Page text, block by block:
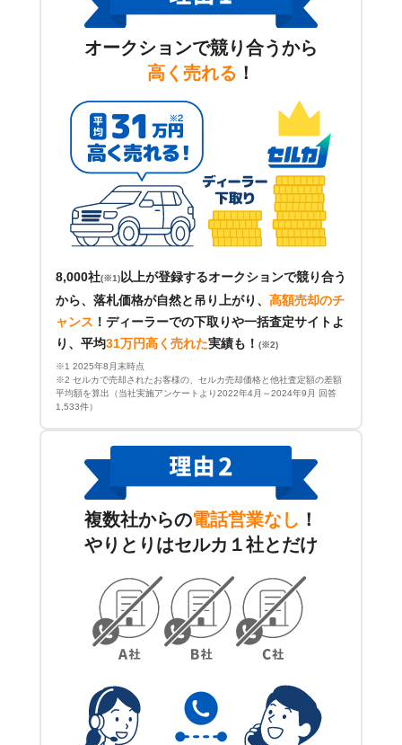
オークションで競り合うから
高く売れる ！
8,000社(※1)以上が登録するオークションで競り合う
から、落札価格が自然と吊り上がり、 高額売却のチ
ャンス ！ ディーラーでの下取りや一括査定サイトよ
り、平均31万円高く売れた実績も！ (※2)
※1 2025年8月末時点
※2 セルカで売却されたお客様の、セルカ売却価格と他社査定額の差額
平均額を算出（当社実施アンケートより2022年4月～2024年9月 回答
1,533件）
複数社からの電話営業なし ！
やりとりはセルカ１社とだけ